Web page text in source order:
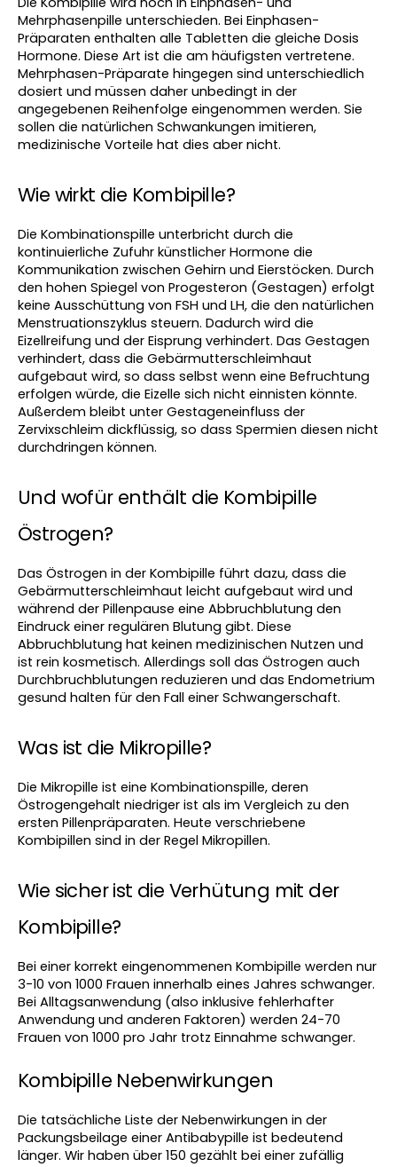
Mehrphasenpille unterschieden. Bei Einphasen-
Präparaten enthalten alle Tabletten die gleiche Dosis
Hormone. Diese Art ist die am häufigsten vertretene.
Mehrphasen-Präparate hingegen sind unterschiedlich
dosiert und müssen daher unbedingt in der
angegebenen Reihenfolge eingenommen werden. Sie
sollen die natürlichen Schwankungen imitieren,
medizinische Vorteile hat dies aber nicht.
Wie wirkt die Kombipille?
Die Kombinationspille unterbricht durch die
kontinuierliche Zufuhr künstlicher Hormone die
Kommunikation zwischen Gehirn und Eierstöcken. Durch
den hohen Spiegel von Progesteron (Gestagen) erfolgt
keine Ausschüttung von FSH und LH, die den natürlichen
Menstruationszyklus steuern. Dadurch wird die
Eizellreifung und der Eisprung verhindert. Das Gestagen
verhindert, dass die Gebärmutterschleimhaut
aufgebaut wird, so dass selbst wenn eine Befruchtung
erfolgen würde, die Eizelle sich nicht einnisten könnte.
Außerdem bleibt unter Gestageneinfluss der
Zervixschleim dickflüssig, so dass Spermien diesen nicht
durchdringen können.
Und wofür enthält die Kombipille
Östrogen?
Das Östrogen in der Kombipille führt dazu, dass die
Gebärmutterschleimhaut leicht aufgebaut wird und
während der Pillenpause eine Abbruchblutung den
Eindruck einer regulären Blutung gibt. Diese
Abbruchblutung hat keinen medizinischen Nutzen und
ist rein kosmetisch. Allerdings soll das Östrogen auch
Durchbruchblutungen reduzieren und das Endometrium
gesund halten für den Fall einer Schwangerschaft.
Was ist die Mikropille?
Die Mikropille ist eine Kombinationspille, deren
Östrogengehalt niedriger ist als im Vergleich zu den
ersten Pillenpräparaten. Heute verschriebene
Kombipillen sind in der Regel Mikropillen.
Wie sicher ist die Verhütung mit der
Kombipille?
Bei einer korrekt eingenommenen Kombipille werden nur
3-10 von 1000 Frauen innerhalb eines Jahres schwanger.
Bei Alltagsanwendung (also inklusive fehlerhafter
Anwendung und anderen Faktoren) werden 24-70
Frauen von 1000 pro Jahr trotz Einnahme schwanger.
Kombipille Nebenwirkungen
Die tatsächliche Liste der Nebenwirkungen in der
Packungsbeilage einer Antibabypille ist bedeutend
länger. Wir haben über 150 gezählt bei einer zufällig